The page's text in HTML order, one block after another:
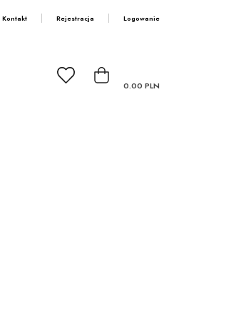
Kontakt Rejestracja Logowanie
0.00 PLN